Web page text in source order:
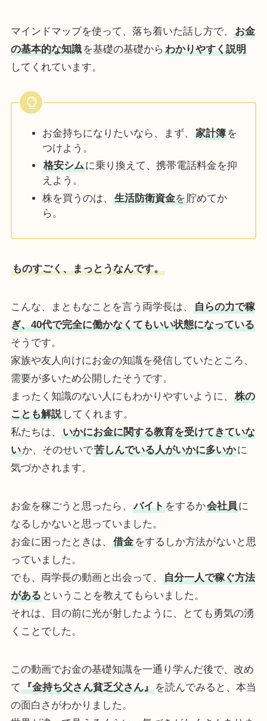
マインドマップを使って、落ち着いた話し方で、
お金
の基本的な知識を基礎の基礎から わかりやすく説明
してくれています。
お金持ちになりたいなら、まず、 家計簿を
つけよう。
格安シムに乗り換えて、携帯電話料金を抑
えよう。
株を買うのは、
生活防衛資金を貯めてか
ら。
ものすごく、まっとうなんです。
こんな、まともなことを言う両学長は、
自らの力で稼
ぎ、40代で完全に働かなくてもいい状態になっている
そうです。
家族や友人向けにお金の知識を発信していたところ、
需要が多いため公開したそうです。
まったく知識のない人にもわかりやすいように、
株の
ことも解説してくれます。
私たちは、
いかにお金に関する教育を受けてきていな
いか、そのせいで苦しんでいる人がいかに多いかに
気づかされます。
お金を稼ごうと思ったら、 バイトをするか会社員に
なるしかないと思っていました。
お金に困ったときは、
借金をするしか方法がないと思
っていました。
でも、両学長の動画と出会って、
自分一人で稼ぐ方法
があるということを教えてもらいました。
それは、目の前に光が射したように、とても勇気の湧
くことでした。
この動画でお金の基礎知識を一通り学んだ後で、改め
て 『金持ち父さん貧乏父さん』を読んでみると、本当
の面白さがわかりました。